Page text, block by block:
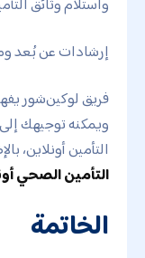
إرشادات عن بُعد
فريق لوكين‌شور
ويمكنه توجيهك
التأمين أونلاين،
التأمين الصحي
الخاتمة